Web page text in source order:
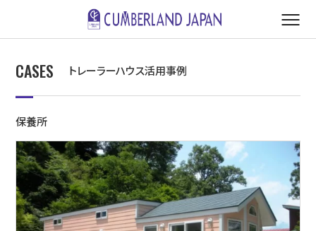
CASES トレーラーハウス活用事例
保養所